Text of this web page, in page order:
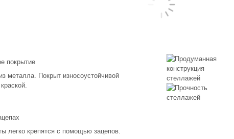
покрытие
металла. Покрыт износоустойчивой
легко крепятся с помощью зацепов.